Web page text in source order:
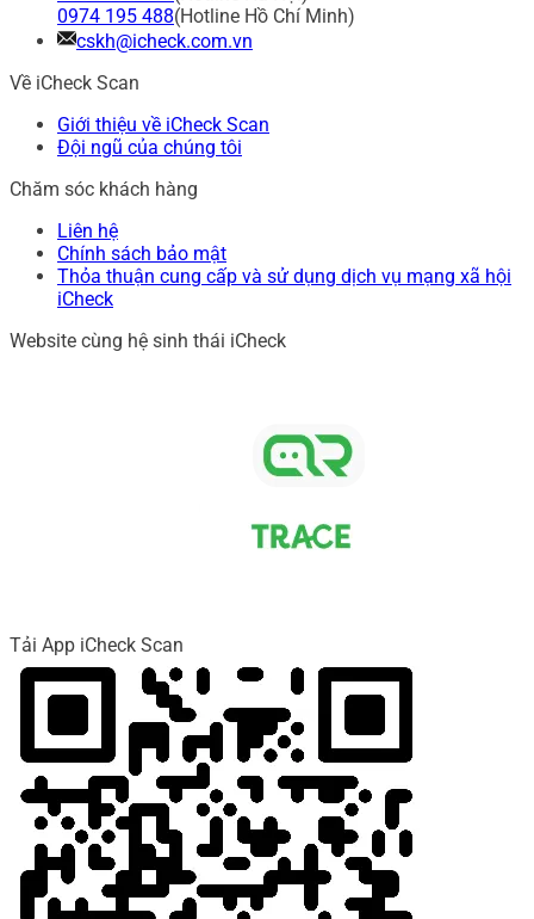
0974 195 488(Hotline Hồ Chí Minh)
cskh@icheck.com.vn
Về iCheck Scan
Giới thiệu về iCheck Scan
Đội ngũ của chúng tôi
Chăm sóc khách hàng
Liên hệ
Chính sách bảo mật
Thỏa thuận cung cấp và sử dụng dịch vụ mạng xã hội
iCheck
Website cùng hệ sinh thái iCheck
Tải App iCheck Scan